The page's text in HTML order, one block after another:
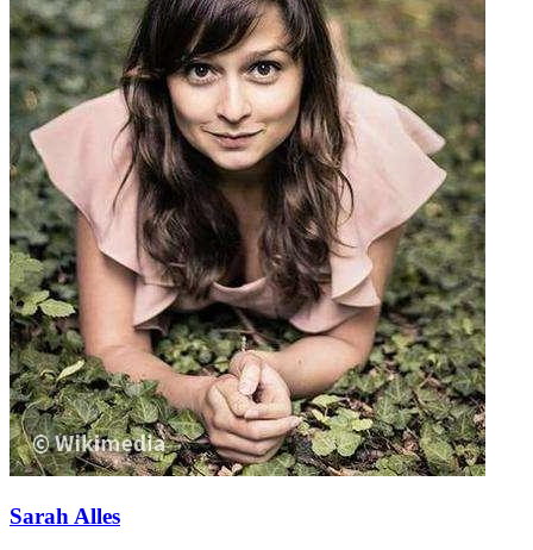
Sarah Alles